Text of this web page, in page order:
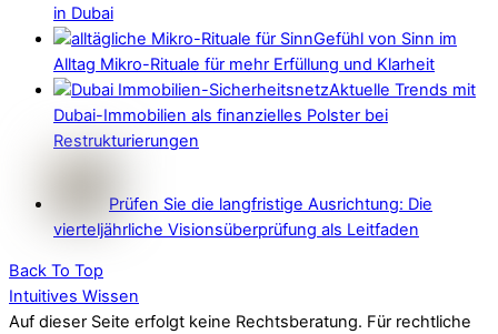
in Dubai
Gefühl von Sinn im
Alltag Mikro-Rituale für mehr Erfüllung und Klarheit
Aktuelle Trends mit
Dubai-Immobilien als finanzielles Polster bei
Restrukturierungen
Prüfen Sie die langfristige Ausrichtung: Die
vierteljährliche Visionsüberprüfung als Leitfaden
Back To Top
Intuitives Wissen
Auf dieser Seite erfolgt keine Rechtsberatung. Für rechtliche